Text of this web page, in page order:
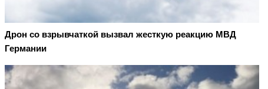
Дрон со взрывчаткой вызвал жесткую реакцию МВД
Германии